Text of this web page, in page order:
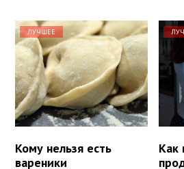
ЛУЧШЕЕ
Кому нельзя есть
вареники
Как